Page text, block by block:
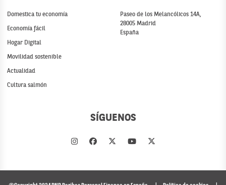
Domestica tu economía
Economía fácil
Hogar Digital
Movilidad sostenible
Actualidad
Cultura salmón
Paseo de los Melancólicos 14A,
28005 Madrid
España
SÍGUENOS